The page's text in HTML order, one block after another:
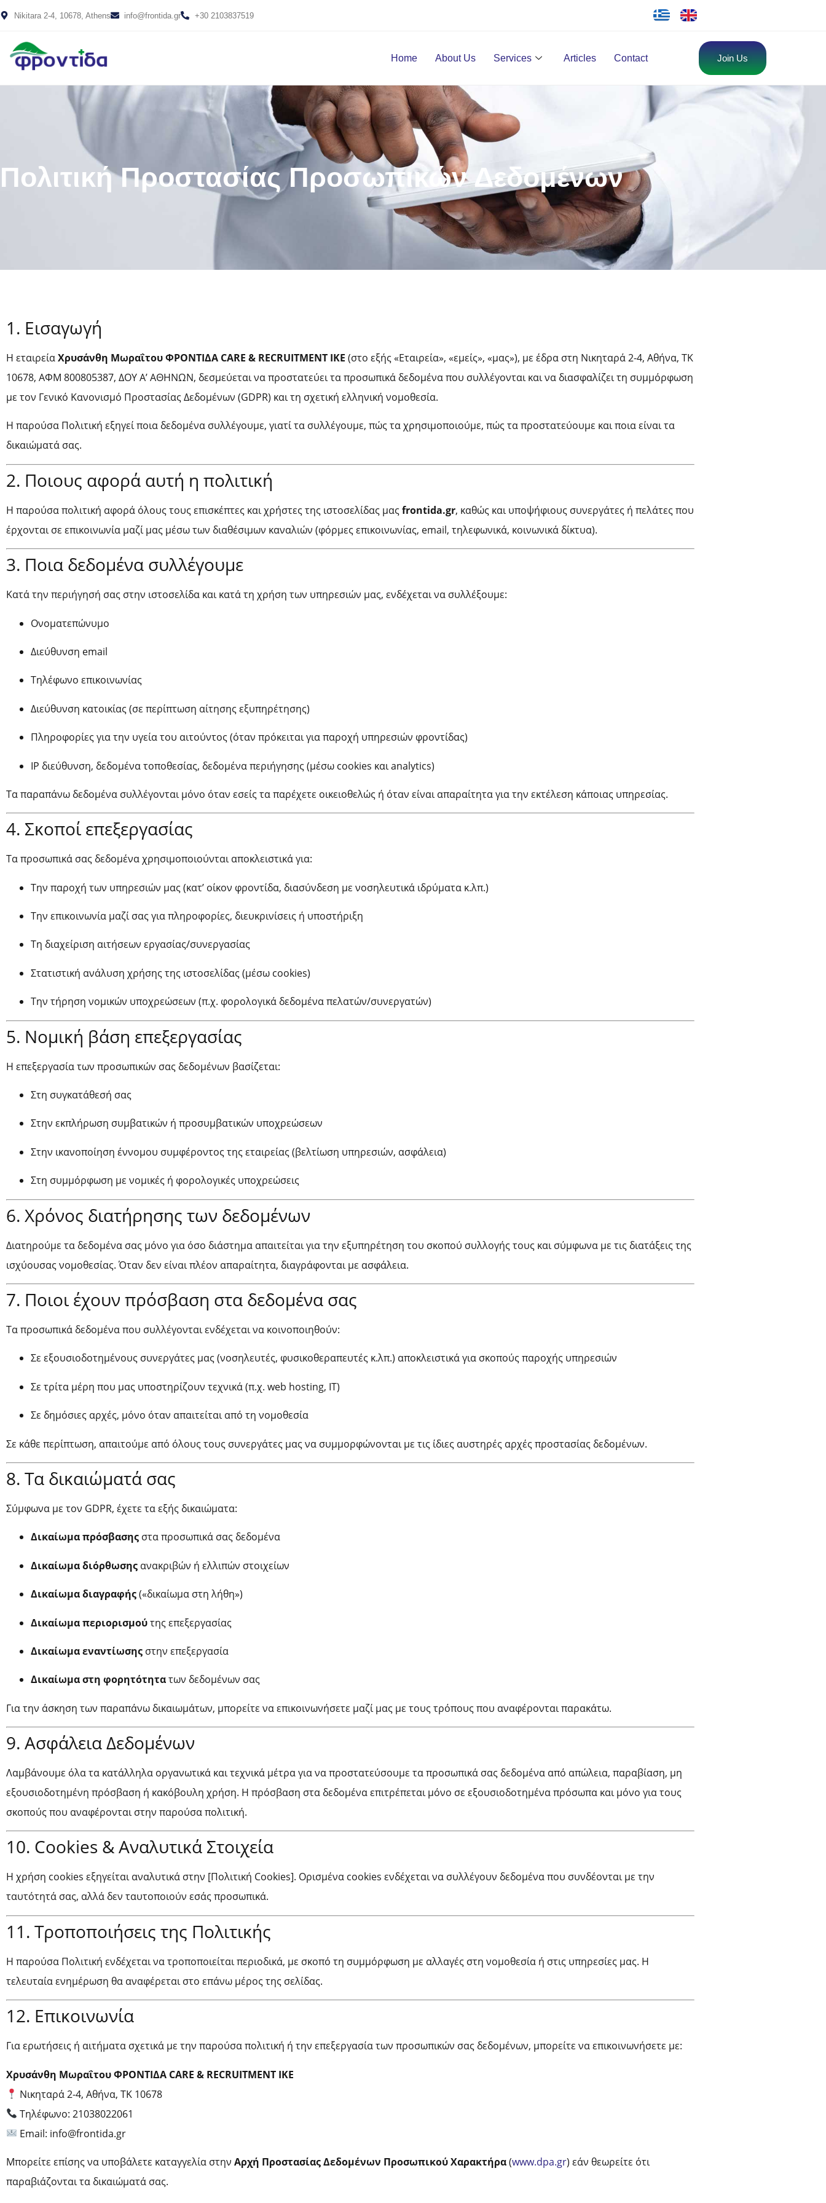
Nikitara 2-4, 10678, Athens info@frontida.gr +30 2103837519
Home About Us Services Articles Contact Join Us
Πολιτική Προστασίας Προσωπικών Δεδομένων
1. Εισαγωγή
Η εταιρείαΧρυσάνθη Μωραΐτου ΦΡΟΝΤΙΔΑ CARE & RECRUITMENT ΙΚΕ (στο εξής «Εταιρεία», «εμείς», «μας»), με έδρα στη Νικηταρά 2-4, Αθήνα, ΤΚ
10678, ΑΦΜ 800805387, ΔΟΥ Α’ ΑΘΗΝΩΝ, δεσμεύεται να προστατεύει τα προσωπικά δεδομένα που συλλέγονται και να διασφαλίζει τη συμμόρφωση
με τον Γενικό Κανονισμό Προστασίας Δεδομένων (GDPR) και τη σχετική ελληνική νομοθεσία.
Η παρούσα Πολιτική εξηγεί ποια δεδομένα συλλέγουμε, γιατί τα συλλέγουμε, πώς τα χρησιμοποιούμε, πώς τα προστατεύουμε και ποια είναι τα
δικαιώματά σας.
2. Ποιους αφορά αυτή η πολιτική
Η παρούσα πολιτική αφορά όλους τους επισκέπτες και χρήστες της ιστοσελίδας μας frontida.gr, καθώς και υποψήφιους συνεργάτες ή πελάτες που
έρχονται σε επικοινωνία μαζί μας μέσω των διαθέσιμων καναλιών (φόρμες επικοινωνίας, email, τηλεφωνικά, κοινωνικά δίκτυα).
3. Ποια δεδομένα συλλέγουμε
Κατά την περιήγησή σας στην ιστοσελίδα και κατά τη χρήση των υπηρεσιών μας, ενδέχεται να συλλέξουμε:
Ονοματεπώνυμο
Διεύθυνση email
Τηλέφωνο επικοινωνίας
Διεύθυνση κατοικίας (σε περίπτωση αίτησης εξυπηρέτησης)
Πληροφορίες για την υγεία του αιτούντος (όταν πρόκειται για παροχή υπηρεσιών φροντίδας)
IP διεύθυνση, δεδομένα τοποθεσίας, δεδομένα περιήγησης (μέσω cookies και analytics)
Τα παραπάνω δεδομένα συλλέγονται μόνο όταν εσείς τα παρέχετε οικειοθελώς ή όταν είναι απαραίτητα για την εκτέλεση κάποιας υπηρεσίας.
4. Σκοποί επεξεργασίας
Τα προσωπικά σας δεδομένα χρησιμοποιούνται αποκλειστικά για:
Την παροχή των υπηρεσιών μας (κατ’ οίκον φροντίδα, διασύνδεση με νοσηλευτικά ιδρύματα κ.λπ.)
Την επικοινωνία μαζί σας για πληροφορίες, διευκρινίσεις ή υποστήριξη
Τη διαχείριση αιτήσεων εργασίας/συνεργασίας
Στατιστική ανάλυση χρήσης της ιστοσελίδας (μέσω cookies)
Την τήρηση νομικών υποχρεώσεων (π.χ. φορολογικά δεδομένα πελατών/συνεργατών)
5. Νομική βάση επεξεργασίας
Η επεξεργασία των προσωπικών σας δεδομένων βασίζεται:
Στη συγκατάθεσή σας
Στην εκπλήρωση συμβατικών ή προσυμβατικών υποχρεώσεων
Στην ικανοποίηση έννομου συμφέροντος της εταιρείας (βελτίωση υπηρεσιών, ασφάλεια)
Στη συμμόρφωση με νομικές ή φορολογικές υποχρεώσεις
6. Χρόνος διατήρησης των δεδομένων
Διατηρούμε τα δεδομένα σας μόνο για όσο διάστημα απαιτείται για την εξυπηρέτηση του σκοπού συλλογής τους και σύμφωνα με τις διατάξεις της
ισχύουσας νομοθεσίας. Όταν δεν είναι πλέον απαραίτητα, διαγράφονται με ασφάλεια.
7. Ποιοι έχουν πρόσβαση στα δεδομένα σας
Τα προσωπικά δεδομένα που συλλέγονται ενδέχεται να κοινοποιηθούν:
Σε εξουσιοδοτημένους συνεργάτες μας (νοσηλευτές, φυσικοθεραπευτές κ.λπ.) αποκλειστικά για σκοπούς παροχής υπηρεσιών
Σε τρίτα μέρη που μας υποστηρίζουν τεχνικά (π.χ. web hosting, IT)
Σε δημόσιες αρχές, μόνο όταν απαιτείται από τη νομοθεσία
Σε κάθε περίπτωση, απαιτούμε από όλους τους συνεργάτες μας να συμμορφώνονται με τις ίδιες αυστηρές αρχές προστασίας δεδομένων.
8. Τα δικαιώματά σας
Σύμφωνα με τον GDPR, έχετε τα εξής δικαιώματα:
Δικαίωμα πρόσβασης στα προσωπικά σας δεδομένα
Δικαίωμα διόρθωσης ανακριβών ή ελλιπών στοιχείων
Δικαίωμα διαγραφής(«δικαίωμα στη λήθη»)
Δικαίωμα περιορισμούτης επεξεργασίας
Δικαίωμα εναντίωσης στην επεξεργασία
Δικαίωμα στη φορητότητατων δεδομένων σας
Για την άσκηση των παραπάνω δικαιωμάτων, μπορείτε να επικοινωνήσετε μαζί μας με τους τρόπους που αναφέρονται παρακάτω.
9. Ασφάλεια Δεδομένων
Λαμβάνουμε όλα τα κατάλληλα οργανωτικά και τεχνικά μέτρα για να προστατεύσουμε τα προσωπικά σας δεδομένα από απώλεια, παραβίαση, μη
εξουσιοδοτημένη πρόσβαση ή κακόβουλη χρήση. Η πρόσβαση στα δεδομένα επιτρέπεται μόνο σε εξουσιοδοτημένα πρόσωπα και μόνο για τους
σκοπούς που αναφέρονται στην παρούσα πολιτική.
10. Cookies & Αναλυτικά Στοιχεία
Η χρήση cookies εξηγείται αναλυτικά στην [Πολιτική Cookies]. Ορισμένα cookies ενδέχεται να συλλέγουν δεδομένα που συνδέονται με την
ταυτότητά σας, αλλά δεν ταυτοποιούν εσάς προσωπικά.
11. Τροποποιήσεις της Πολιτικής
Η παρούσα Πολιτική ενδέχεται να τροποποιείται περιοδικά, με σκοπό τη συμμόρφωση με αλλαγές στη νομοθεσία ή στις υπηρεσίες μας. Η
τελευταία ενημέρωση θα αναφέρεται στο επάνω μέρος της σελίδας.
12. Επικοινωνία
Για ερωτήσεις ή αιτήματα σχετικά με την παρούσα πολιτική ή την επεξεργασία των προσωπικών σας δεδομένων, μπορείτε να επικοινωνήσετε με:
Χρυσάνθη Μωραΐτου ΦΡΟΝΤΙΔΑ CARE & RECRUITMENT ΙΚΕ
Νικηταρά 2-4, Αθήνα, ΤΚ 10678
Τηλέφωνο: 21038022061
Email: info@frontida.gr
Μπορείτε επίσης να υποβάλετε καταγγελία στην Αρχή Προστασίας Δεδομένων Προσωπικού Χαρακτήρα(www.dpa.gr) εάν θεωρείτε ότι
παραβιάζονται τα δικαιώματά σας.